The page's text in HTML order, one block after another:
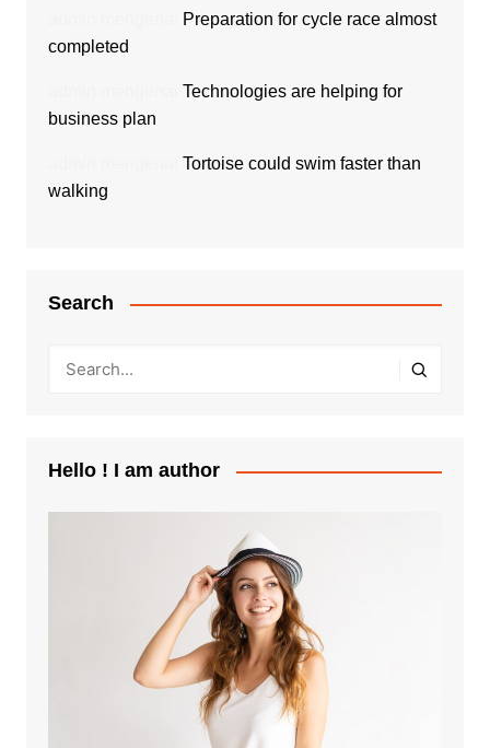
Preparation for cycle race almost
completed
Technologies are helping for
business plan
Tortoise could swim faster than
walking
Search
Hello ! I am author